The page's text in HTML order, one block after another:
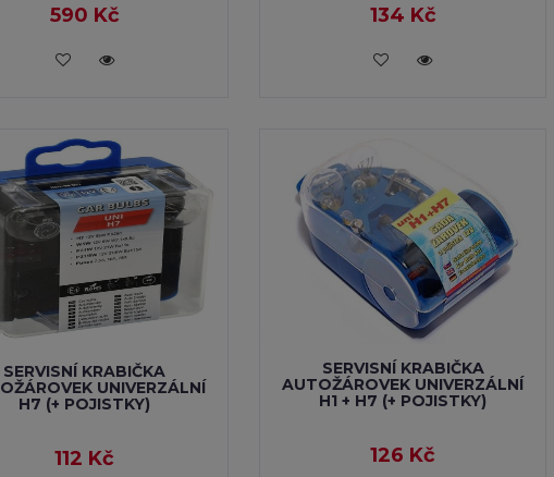
590 Kč
VLOŽIT DO KOŠÍKU
134 Kč
VLOŽIT DO KOŠÍKU
SERVISNÍ KRABIČKA
UNIVERZÁLNÍ
H7 (+ POJISTKY)
112 Kč
SERVISNÍ KRABIČKA
AUTOŽÁROVEK UNIVERZÁLNÍ
H1 + H7 (+ POJISTKY)
126 Kč